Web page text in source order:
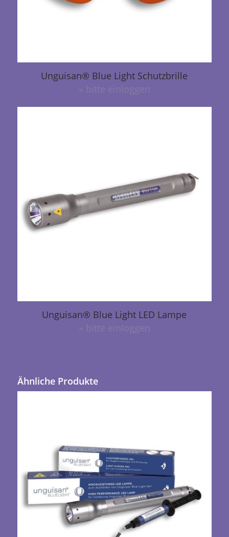
Unguisan® Blue Light Schutzbrille
» bitte einloggen
Unguisan® Blue Light LED Lampe
» bitte einloggen
Ähnliche Produkte